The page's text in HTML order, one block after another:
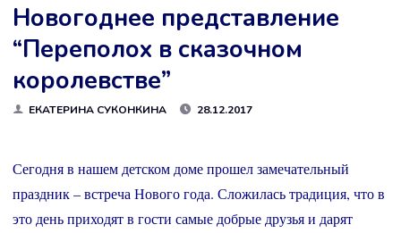
Новогоднее представление
“Переполох в сказочном
королевстве”
ЕКАТЕРИНА СУКОНКИНА 28.12.2017
Сегодня в нашем детском доме прошел замечательный
праздник – встреча Нового года. Сложилась традиция, что в
это день приходят в гости самые добрые друзья и дарят